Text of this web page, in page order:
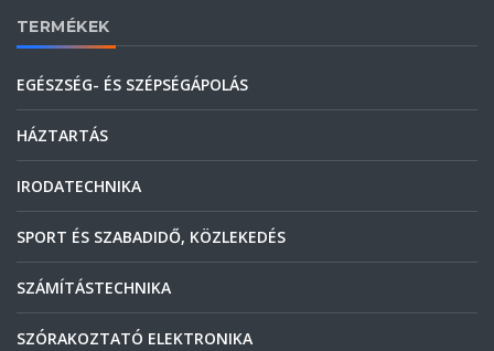
TERMÉKEK
EGÉSZSÉG- ÉS SZÉPSÉGÁPOLÁS
HÁZTARTÁS
IRODATECHNIKA
SPORT ÉS SZABADIDŐ, KÖZLEKEDÉS
SZÁMÍTÁSTECHNIKA
SZÓRAKOZTATÓ ELEKTRONIKA